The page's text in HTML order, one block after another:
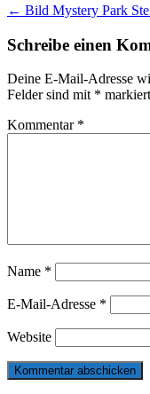
Post
navigation
← Bild Mystery Park
Schreibe einen
Deine E-Mail-Adresse
Felder sind mit * markiert
Kommentar *
Name *
E-Mail-Adresse *
Website